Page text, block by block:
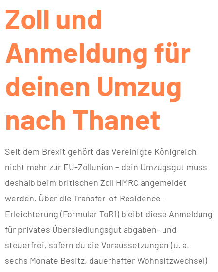
Zoll und
Anmeldung für
deinen Umzug
nach Thanet
Seit dem Brexit gehört das Vereinigte Königreich
nicht mehr zur EU-Zollunion – dein Umzugsgut muss
deshalb beim britischen Zoll HMRC angemeldet
werden. Über die Transfer-of-Residence-
Erleichterung (Formular ToR1) bleibt diese Anmeldung
für privates Übersiedlungsgut abgaben- und
steuerfrei, sofern du die Voraussetzungen (u. a.
sechs Monate Besitz, dauerhafter Wohnsitzwechsel)